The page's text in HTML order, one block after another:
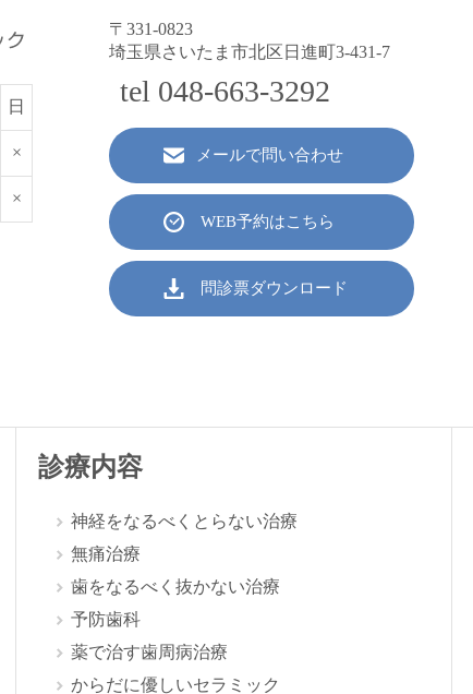
日
×
×
〒331-0823
埼玉県さいたま市北区日進町3-431-7
tel 048-663-3292
メールで問い合わせ
WEB予約はこちら
問診票ダウンロード
診療内容
神経をなるべくとらない治療
無痛治療
歯をなるべく抜かない治療
予防歯科
薬で治す歯周病治療
からだに優しいセラミック